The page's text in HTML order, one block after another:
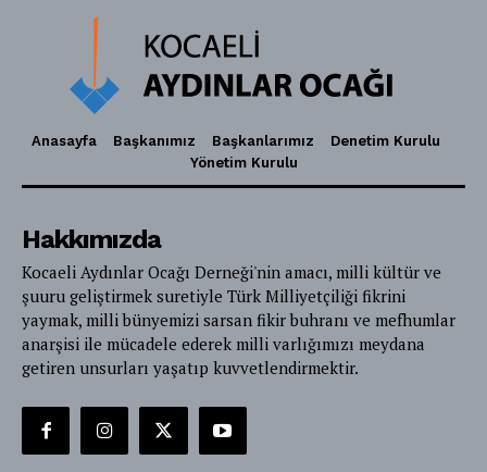
Anasayfa Başkanımız Başkanlarımız
Denetim Kurulu
Yönetim Kurulu
Hakkımızda
Kocaeli Aydınlar Ocağı Derneği'nin amacı, milli kültür ve
şuuru geliştirmek suretiyle Türk Milliyetçiliği fikrini
yaymak, milli bünyemizi sarsan fikir buhranı ve mefhumlar
anarşisi ile mücadele ederek milli varlığımızı meydana
getiren unsurları yaşatıp kuvvetlendirmektir.